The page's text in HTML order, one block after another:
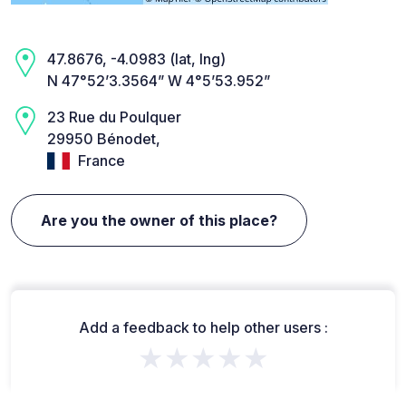
47.8676, -4.0983 (lat, lng)
N 47°52’3.3564” W 4°5’53.952”
23 Rue du Poulquer
29950 Bénodet,
France
Are you the owner of this place?
Add a feedback to help other users :
★★★★★